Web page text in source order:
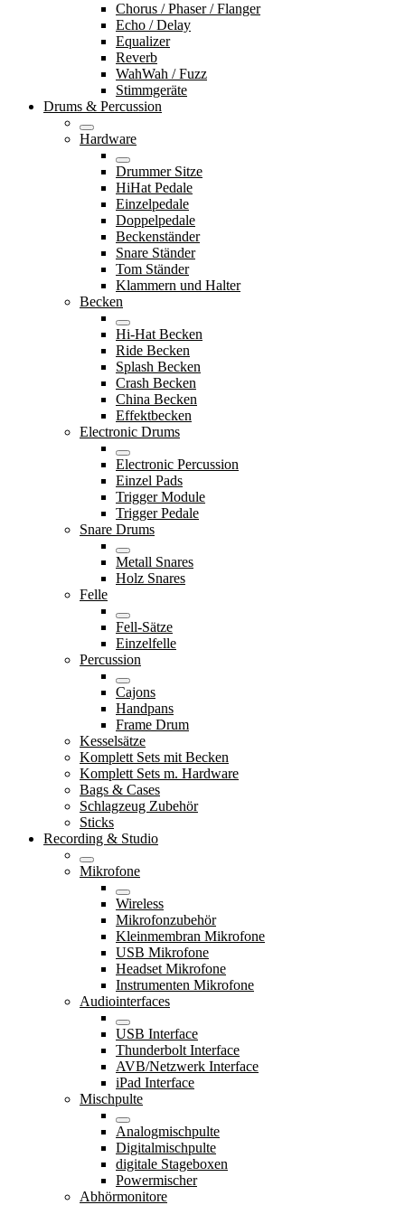
Chorus / Phaser / Flanger
Echo / Delay
Equalizer
Reverb
WahWah / Fuzz
Stimmgeräte
Drums & Percussion
Hardware
Drummer Sitze
HiHat Pedale
Einzelpedale
Doppelpedale
Beckenständer
Snare Ständer
Tom Ständer
Klammern und Halter
Becken
Hi-Hat Becken
Ride Becken
Splash Becken
Crash Becken
China Becken
Effektbecken
Electronic Drums
Electronic Percussion
Einzel Pads
Trigger Module
Trigger Pedale
Snare Drums
Metall Snares
Holz Snares
Felle
Fell-Sätze
Einzelfelle
Percussion
Cajons
Handpans
Frame Drum
Kesselsätze
Komplett Sets mit Becken
Komplett Sets m. Hardware
Bags & Cases
Schlagzeug Zubehör
Sticks
Recording & Studio
Mikrofone
Wireless
Mikrofonzubehör
Kleinmembran Mikrofone
USB Mikrofone
Headset Mikrofone
Instrumenten Mikrofone
Audiointerfaces
USB Interface
Thunderbolt Interface
AVB/Netzwerk Interface
iPad Interface
Mischpulte
Analogmischpulte
Digitalmischpulte
digitale Stageboxen
Powermischer
Abhörmonitore